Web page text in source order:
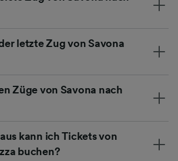
letzte Zug von Savona
Züge von Savona nach
kann ich Tickets von
buchen?